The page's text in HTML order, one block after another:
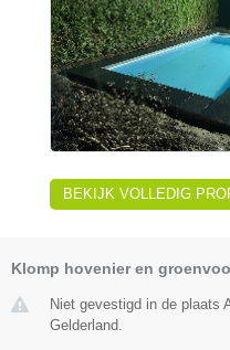
BEKIJK VOLLEDIG
Klomp hovenier en
Niet gevestigd in de plaats
Gelderland.